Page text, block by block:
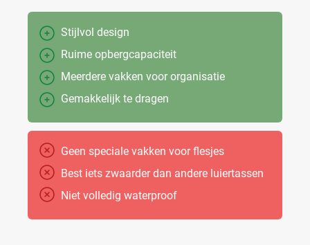
Stijlvol design
Ruime opbergcapaciteit
Meerdere vakken voor organisatie
Gemakkelijk te dragen
Geen speciale vakken voor flesjes
Best iets zwaarder dan andere luiertassen
Niet volledig waterproof